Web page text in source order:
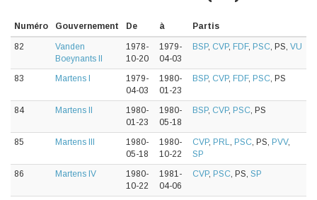
Numéro Gouvernement De à Partis
82
Vanden
Boeynants II
1978-
10-20
1979-
04-03
BSP, CVP, FDF, PSC, PS, VU
83 Martens I
1979-
04-03
1980-
01-23
BSP, CVP, FDF, PSC, PS
84 Martens II
1980-
01-23
1980-
05-18
BSP, CVP, PSC, PS
85 Martens III
1980-
05-18
1980-
10-22
CVP, PRL, PSC, PS, PVV,
SP
86
Martens IV
1980-
10-22
1981-
04-06
CVP, PSC, PS, SP